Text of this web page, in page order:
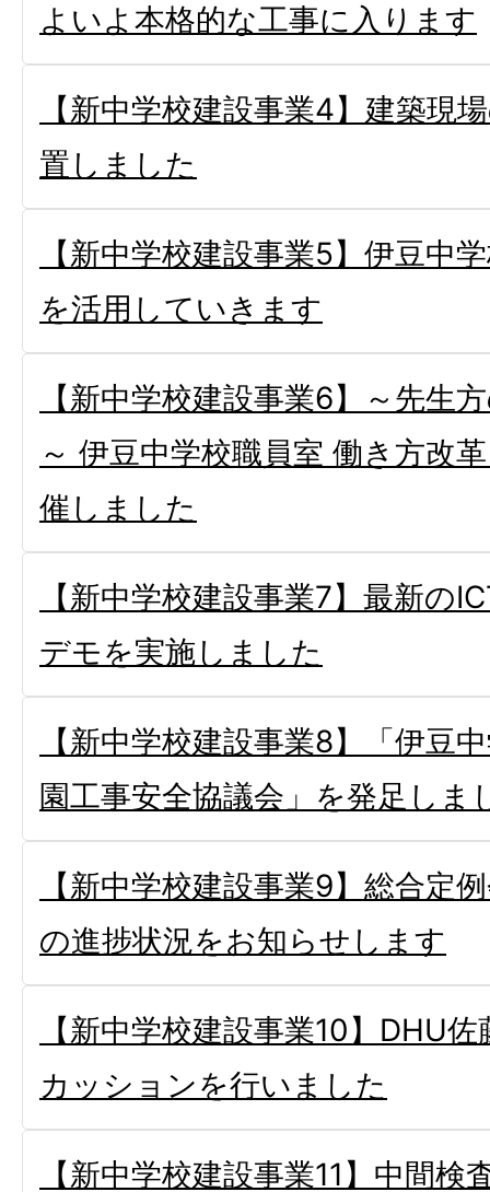
よいよ本格的な工事に入ります
【新中学校建設事業4】建築現
置しました
【新中学校建設事業5】伊豆中
を活用していきます
【新中学校建設事業6】～先生
～ 伊豆中学校職員室 働き方改
催しました
【新中学校建設事業7】最新の
デモを実施しました
【新中学校建設事業8】「伊豆
園工事安全協議会」を発足しま
【新中学校建設事業9】総合定
の進捗状況をお知らせします
【新中学校建設事業10】DHU
カッションを行いました
【新中学校建設事業11】中間